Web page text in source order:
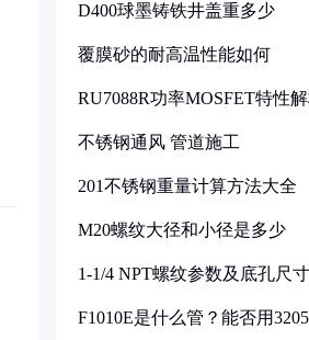
D400球墨铸铁井盖重多少
覆膜砂的耐高温性能如何
RU7088R功率MOSFET特性
不锈钢通风 管道施工
201不锈钢重量计算方法大全
M20螺纹大径和小径是多少
1-1/4 NPT螺纹参数及底孔尺
F1010E是什么管？能否用